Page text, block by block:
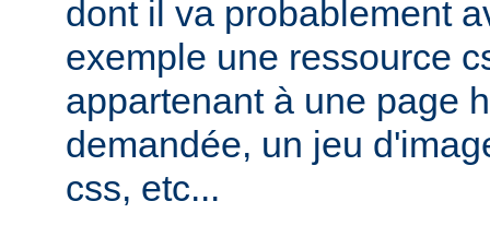
dont il va probablement
exemple une ressource
appartenant à une page
demandée, un jeu
css, etc...